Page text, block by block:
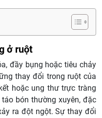
ở ruột
đầy bụng hoặc tiêu chảy
thay đổi trong ruột của
hoặc ung thư trực tràng
bón thường xuyên, đặc
ra đột ngột. Sự thay đổi